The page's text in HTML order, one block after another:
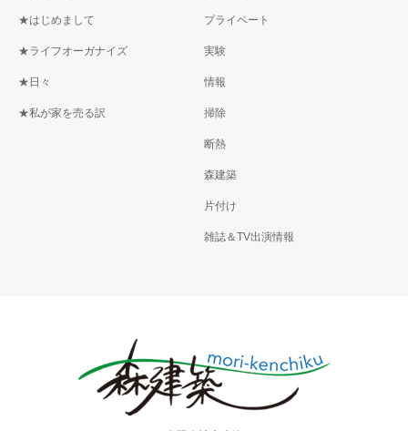
★はじめまして
★ライフオーガナイズ
★日々
★私が家を売る訳
プライベート
実験
情報
掃除
断熱
森建築
片付け
雑誌＆TV出演情報